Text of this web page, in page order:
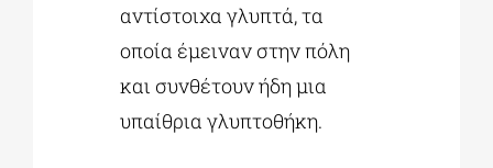
αντίστοιχα γλυπτά, τα
οποία έμειναν στην πόλη
και συνθέτουν ήδη μια
υπαίθρια γλυπτοθήκη.